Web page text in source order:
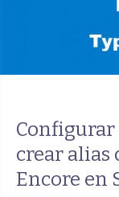
crear alias
Encore en